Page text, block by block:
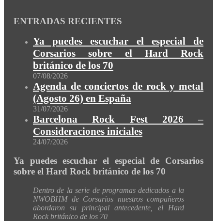
ENTRADAS RECIENTES
Ya puedes escuchar el especial de
Corsarios sobre el Hard Rock
británico de los 70
07/08/2026
Agenda de conciertos de rock y metal
(Agosto 26) en España
31/07/2026
Barcelona Rock Fest 2026 –
Consideraciones iniciales
24/07/2026
Ya puedes escuchar el especial de Corsarios
sobre el Hard Rock británico de los 70
Dentro de la serie de programas dedicados a la
NWOBHM de Corsarios nuestros compañeros
abordaron su principal antecedente, el Hard
Rock británico de los 70